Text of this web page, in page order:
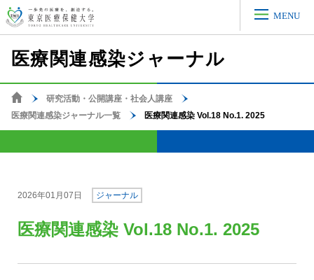
MENU
医療関連感染ジャーナル
ホーム
研究活動・公開講座・社会人講座
医療関連感染ジャーナル一覧
医療関連感染 Vol.18 No.1. 2025
2026年01月07日 ジャーナル
医療関連感染 Vol.18 No.1. 2025